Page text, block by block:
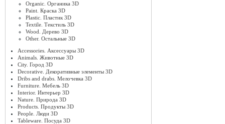
Organic. Органика 3D
Paint. Краска 3D
Plastic. Пластик 3D
Textile. Текстиль 3D
Wood. Дерево 3D
Other. Остальные 3D
Accessories. Аксессуары 3D
Animals. Животные 3D
City. Город 3D
Decorative. Декоративные элементы 3D
Dribs and drabs. Мелочевка 3D
Furniture. Мебель 3D
Interior. Интерьер 3D
Nature. Природа 3D
Products. Продукты 3D
People. Люди 3D
Tableware. Посуда 3D